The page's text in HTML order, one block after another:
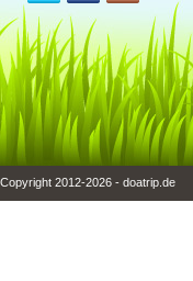
Copyright 2012-2026 - doatrip.de